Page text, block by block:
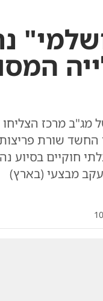
מג"ב מרכז
שורת פריצות
חוקיים בסיוע